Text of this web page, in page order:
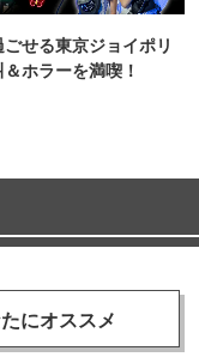
せる東京ジョイポリ
ホラーを満喫！
にオススメ